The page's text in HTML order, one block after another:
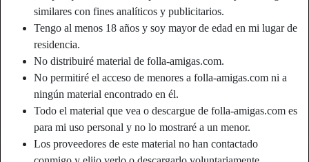
similares con fines analíticos y publicitarios.
Tengo al menos 18 años y soy mayor de edad en mi lugar de
residencia.
No distribuiré material de folla-amigas.com.
No permitiré el acceso de menores a folla-amigas.com ni a
ningún material encontrado en él.
Todo el material que vea o descargue de folla-amigas.com es
para mi uso personal y no lo mostraré a un menor.
Los proveedores de este material no han contactado